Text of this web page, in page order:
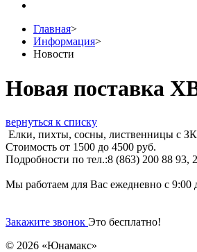
Главная>
Информация>
Новости
Новая поставка
вернуться к списку
Елки, пихты, сосны, лиственницы с
Стоимость от 1500 до 4500 руб.
Подробности по тел.:8 (863) 200 88 93,
Мы работаем для Вас ежедневно с 9:00
Закажите звонок Это бесплатно!
© 2026 «Юнамакс»